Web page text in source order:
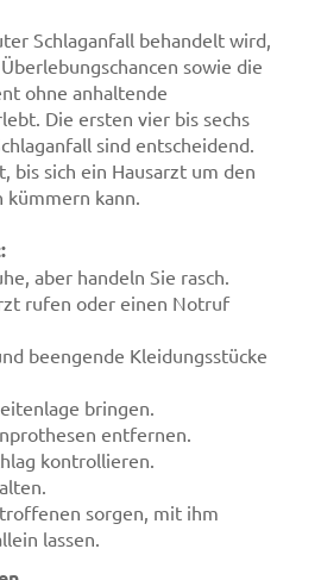
Schlaganfall behandelt wird,
sowie die
ohne anhaltende
Die ersten vier bis sechs
sind entscheidend.
bis sich ein Hausarzt um den
kann.
aber handeln Sie rasch.
rufen oder einen Notruf
beengende Kleidungsstücke
bringen.
entfernen.
kontrollieren.
sorgen, mit ihm
lassen.